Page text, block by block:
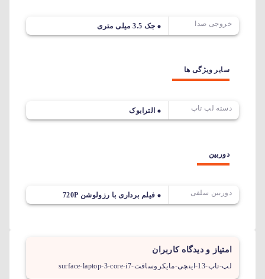
خروجی صدا جک 3.5 میلی متری
سایر ویژگی ها
دسته لپ تاپ الترابوک
دوربین
دوربین سلفی فیلم برداری با رزولوشن 720P
امتیاز و دیدگاه کاربران
لپ-تاپ-13-اینچی-مایکروسافت-surface-laptop-3-core-i7